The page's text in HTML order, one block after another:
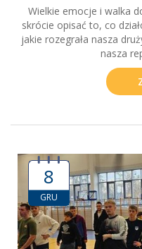
Wielkie emocje i walka
skrócie opisać to, co
jakie rozegrała nasza
nasza
8
GRU